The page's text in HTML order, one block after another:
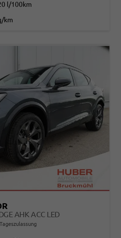
l/100km
km
AHK ACC LED